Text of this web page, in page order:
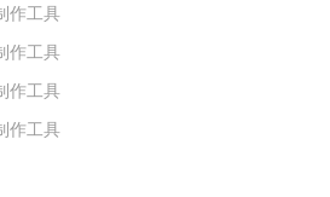
作工具
作工具
作工具
作工具